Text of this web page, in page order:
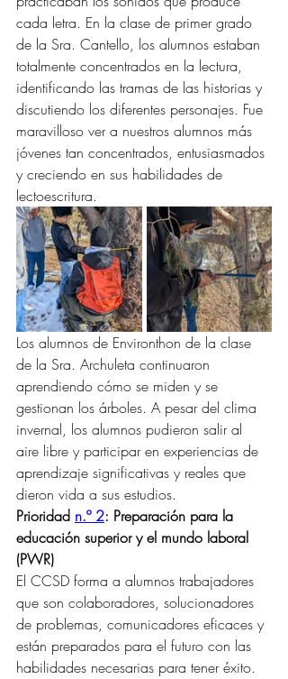
cada letra. En la clase de primer grado
de la Sra. Cantello, los alumnos estaban
totalmente concentrados en la lectura,
identificando las tramas de las historias y
discutiendo los diferentes personajes. Fue
maravilloso ver a nuestros alumnos más
jóvenes tan concentrados, entusiasmados
y creciendo en sus habilidades de
lectoescritura.
Los alumnos de Environthon de la clase
de la Sra. Archuleta continuaron
aprendiendo cómo se miden y se
gestionan los árboles. A pesar del clima
invernal, los alumnos pudieron salir al
aire libre y participar en experiencias de
aprendizaje significativas y reales que
dieron vida a sus estudios.
Prioridad n.º 2: Preparación para la
educación superior y el mundo laboral
(PWR)
El CCSD forma a alumnos trabajadores
que son colaboradores, solucionadores
de problemas, comunicadores eficaces y
están preparados para el futuro con las
habilidades necesarias para tener éxito.